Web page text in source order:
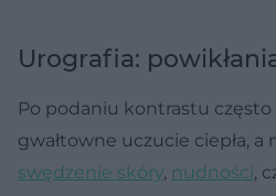
Urografia:
Po podaniu kontrastu często
gwałtowne uczucie ciepła, a
swędzenie skóry, nudności,